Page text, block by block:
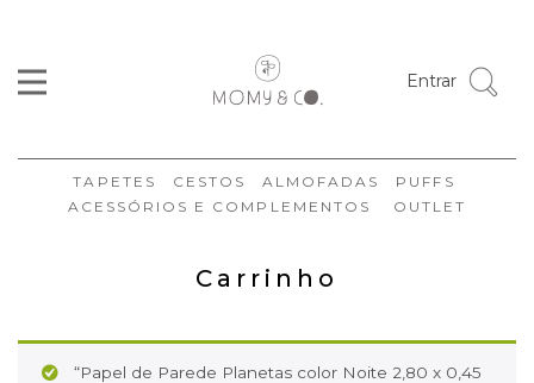
Entrar
TAPETES CESTOS ALMOFADAS
PUFFS
ACESSÓRIOS E COMPLEMENTOS
OUTLET
Carrinho
“Papel de Parede Planetas color Noite 2,80 x 0,45